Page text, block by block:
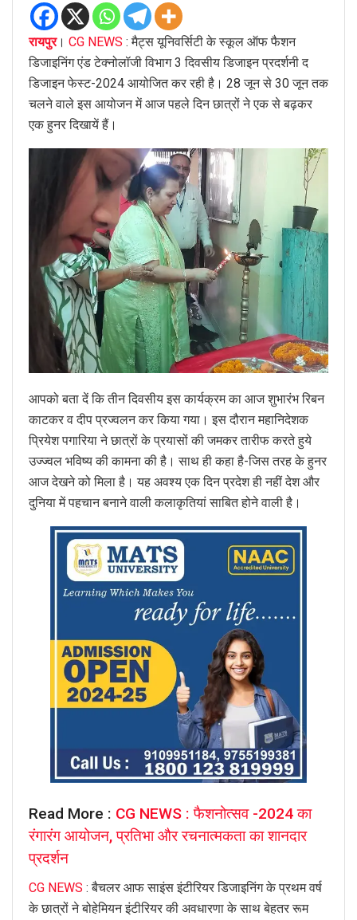
रायपुर। CG NEWS : मैट्स यूनिवर्सिटी के स्कूल ऑफ फैशन
डिजाइनिंग एंड टेक्नोलॉजी विभाग 3 दिवसीय डिजाइन प्रदर्शनी द
डिजाइन फेस्ट-2024 आयोजित कर रही है। 28 जून से 30 जून तक
चलने वाले इस आयोजन में आज पहले दिन छात्रों ने एक से बढ़कर
एक हुनर दिखायें हैं।
आपको बता दें कि तीन दिवसीय इस कार्यक्रम का आज शुभारंभ रिबन
काटकर व दीप प्रज्वलन कर किया गया। इस दौरान महानिदेशक
प्रियेश पगारिया ने छात्रों के प्रयासों की जमकर तारीफ करते हुये
उज्ज्वल भविष्य की कामना की है। साथ ही कहा है-जिस तरह के हुनर
आज देखने को मिला है। यह अवश्य एक दिन प्रदेश ही नहीं देश और
दुनिया में पहचान बनाने वाली कलाकृतियां साबित होने वाली है।
Read More : CG NEWS : फैशनोत्सव -2024 का
रंगारंग आयोजन, प्रतिभा और रचनात्मकता का शानदार
प्रदर्शन
CG NEWS : बैचलर आफ साइंस इंटीरियर डिजाइनिंग के प्रथम वर्ष
के छात्रों ने बोहेमियन इंटीरियर की अवधारणा के साथ बेहतर रूम